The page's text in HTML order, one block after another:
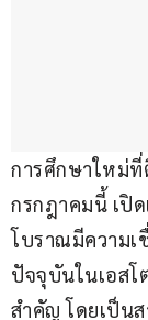
การศึกษาใหม่ที่
กรกฎาคมนี้ เปิด
โบราณมีความเ
ปัจจุบันในเอสโ
สำคัญ โดยเป็น